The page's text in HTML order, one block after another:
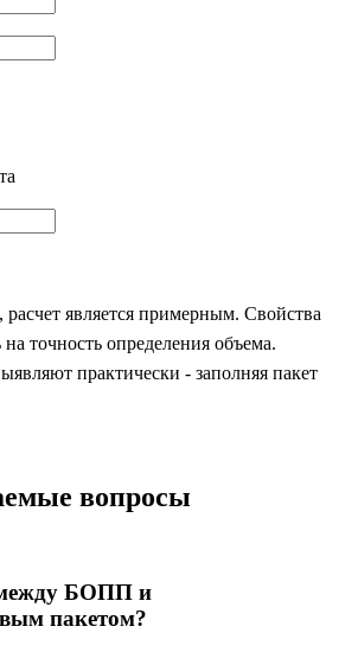
является примерным. Свойства
на точность определения объема.
практически - заполняя пакет
вопросы
БОПП и
пакетом?